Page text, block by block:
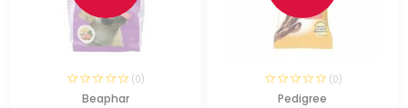
(0)
Beaphar
(0)
Pedigree